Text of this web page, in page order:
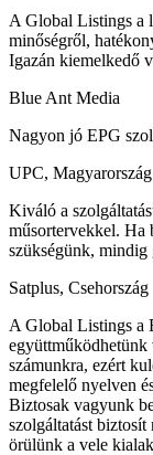
A Global Listings a
minőségről,
Igazán kiemelkedő
Blue Ant Media
Nagyon jó EPG
UPC, Magyarország
Kiváló a
műsortervekkel. Ha
szükségünk, mindig
Satplus, Csehország
A Global Listings a
számunkra, ezért
megfelelő nyelven
Biztosak vagyunk
szolgáltatást
örülünk a vele